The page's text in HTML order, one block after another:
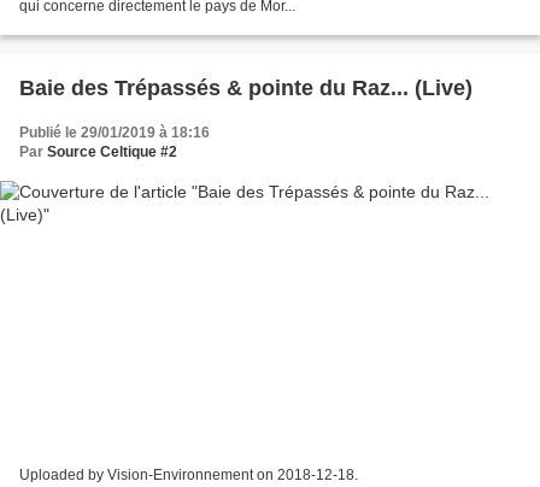
qui concerne directement le pays de Mor...
Baie des Trépassés & pointe du Raz... (Live)
Publié le 29/01/2019 à 18:16
Par Source Celtique #2
Uploaded by Vision-Environnement on 2018-12-18.